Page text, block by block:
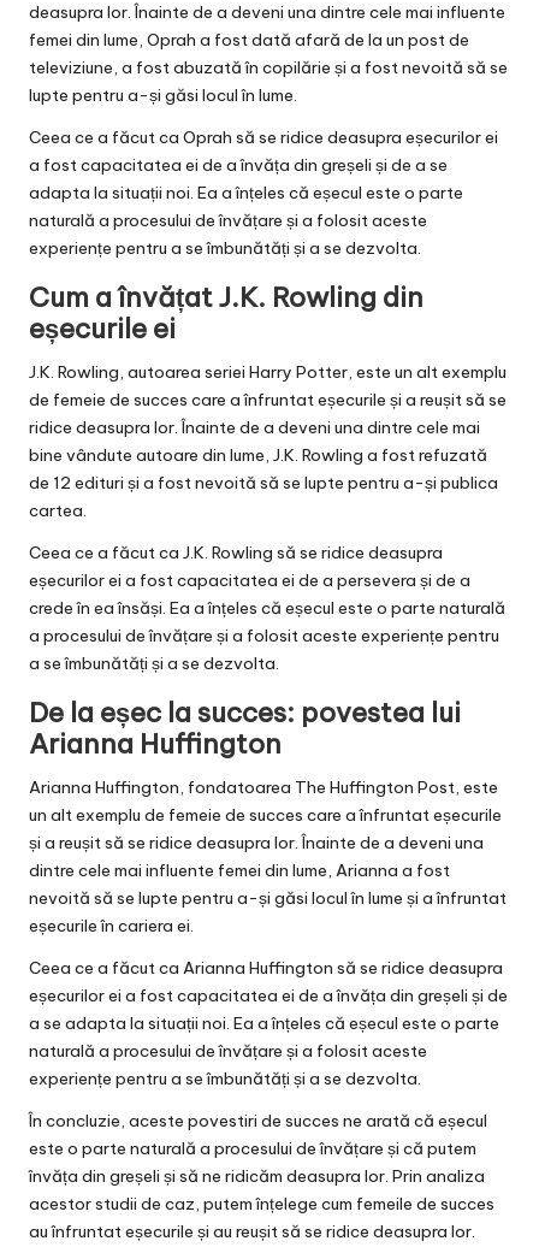
deasupra lor. Înainte de a deveni una dintre cele mai influente
femei din lume, Oprah a fost dată afară de la un post de
televiziune, a fost abuzată în copilărie și a fost nevoită să se
lupte pentru a-și găsi locul în lume.
Ceea ce a făcut ca Oprah să se ridice deasupra eșecurilor ei
a fost capacitatea ei de a învăța din greșeli și de a se
adapta la situații noi. Ea a înțeles că eșecul este o parte
naturală a procesului de învățare și a folosit aceste
experiențe pentru a se îmbunătăți și a se dezvolta.
Cum a învățat J.K. Rowling din
eșecurile ei
J.K. Rowling, autoarea seriei Harry Potter, este un alt exemplu
de femeie de succes care a înfruntat eșecurile și a reușit să se
ridice deasupra lor. Înainte de a deveni una dintre cele mai
bine vândute autoare din lume, J.K. Rowling a fost refuzată
de 12 edituri și a fost nevoită să se lupte pentru a-și publica
cartea.
Ceea ce a făcut ca J.K. Rowling să se ridice deasupra
eșecurilor ei a fost capacitatea ei de a persevera și de a
crede în ea însăși. Ea a înțeles că eșecul este o parte naturală
a procesului de învățare și a folosit aceste experiențe pentru
a se îmbunătăți și a se dezvolta.
De la eșec la succes: povestea lui
Arianna Huffington
Arianna Huffington, fondatoarea The Huffington Post, este
un alt exemplu de femeie de succes care a înfruntat eșecurile
și a reușit să se ridice deasupra lor. Înainte de a deveni una
dintre cele mai influente femei din lume, Arianna a fost
nevoită să se lupte pentru a-și găsi locul în lume și a înfruntat
eșecurile în cariera ei.
Ceea ce a făcut ca Arianna Huffington să se ridice deasupra
eșecurilor ei a fost capacitatea ei de a învăța din greșeli și de
a se adapta la situații noi. Ea a înțeles că eșecul este o parte
naturală a procesului de învățare și a folosit aceste
experiențe pentru a se îmbunătăți și a se dezvolta.
În concluzie, aceste povestiri de succes ne arată că eșecul
este o parte naturală a procesului de învățare și că putem
învăța din greșeli și să ne ridicăm deasupra lor. Prin analiza
acestor studii de caz, putem înțelege cum femeile de succes
au înfruntat eșecurile și au reușit să se ridice deasupra lor.